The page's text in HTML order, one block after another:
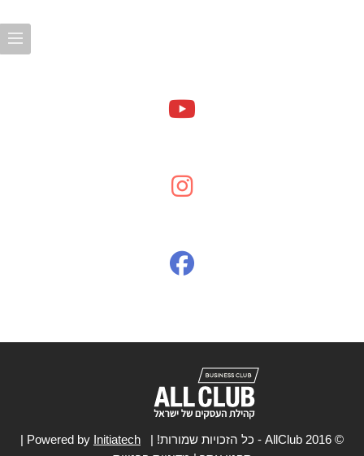
להיות בחודשיים הקרובים). כבעלת עסק בישראל – אני משלמת
מיסים כמו כולם - [...]
© 2016 AllClub - כל הזכויות שמורות! | Powered by Initiatech
|